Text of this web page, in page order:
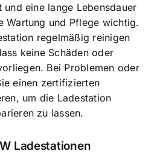
eine lange Lebensdauer
Wartung und Pflege wichtig.
regelmäßig reinigen
keine Schäden oder
Bei Problemen oder
einen zertifizierten
um die Ladestation
zu lassen.
Ladestationen